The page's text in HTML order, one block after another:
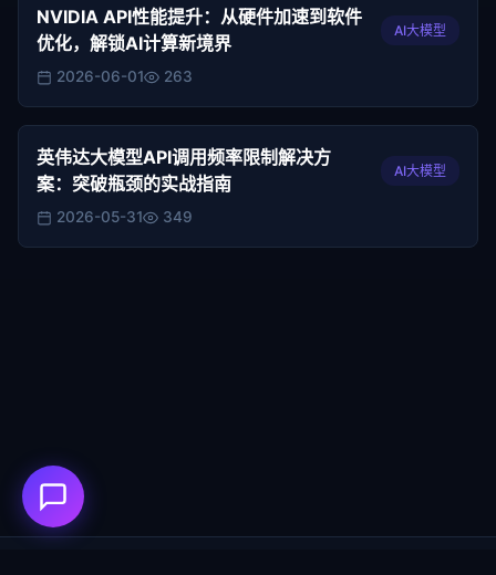
NVIDIA API性能提升：从硬件加速到软件
优化，解锁AI计算新境界
AI大模型
2026-06-01 263
英伟达大模型API调用频率限制解决方
案：突破瓶颈的实战指南
AI大模型
2026-05-31 349